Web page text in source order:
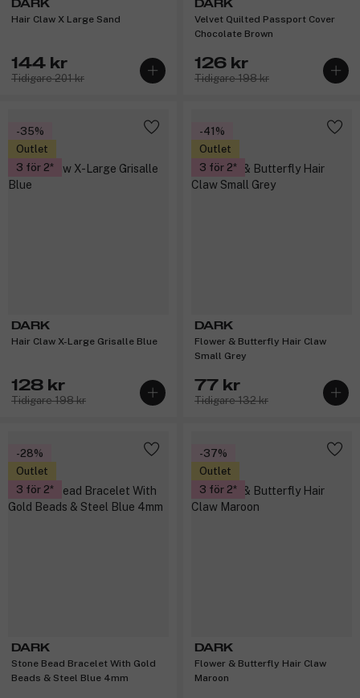
DARK
Hair Claw X Large Sand
144 kr
Tidigare 201 kr
DARK
Velvet Quilted Passport Cover
Chocolate Brown
126 kr
Tidigare 198 kr
-35%
Outlet
3 för 2
DARK
Hair Claw X-Large Grisalle Blue
128 kr
Tidigare 198 kr
-41%
Outlet
3 för 2
DARK
Flower & Butterfly Hair Claw
Small Grey
77 kr
Tidigare 132 kr
-28%
Outlet
3 för 2
DARK
Stone Bead Bracelet With Gold
Beads & Steel Blue 4mm
-37%
Outlet
3 för 2
DARK
Flower & Butterfly Hair Claw
Maroon